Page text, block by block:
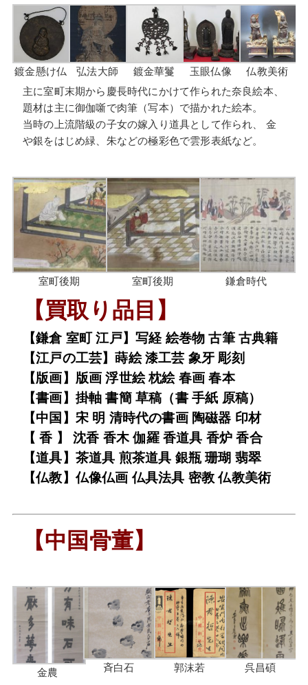
鍍金懸け仏 弘法大師 鍍金華鬘 玉眼仏像
仏教美術
主に室町末期から慶長時代にかけて作られた奈良絵本、
題材は主に御伽噺で肉筆（写本）で描かれた絵本。
当時の上流階級の子女の嫁入り道具として作られ、 金
や銀をはじめ緑、朱などの極彩色で雲形表紙など。
室町後期 室町後期 鎌倉時代
【買取り品目】
【鎌倉 室町 江戸】写経 絵巻物 古筆 古典籍
【江戸の工芸】蒔絵 漆工芸 象牙 彫刻
【版画】版画 浮世絵 枕絵 春画 春本
【書画】掛軸 書簡 草稿（書 手紙 原稿）
【中国】宋 明 清時代の書画 陶磁器 印材
【 香 】 沈香 香木 伽羅 香道具 香炉 香合
【道具】茶道具 煎茶道具 銀瓶 珊瑚 翡翠
【仏教】仏像仏画 仏具法具 密教 仏教美術
【中国骨董】
金農 斉白石 郭沫若 呉昌碩